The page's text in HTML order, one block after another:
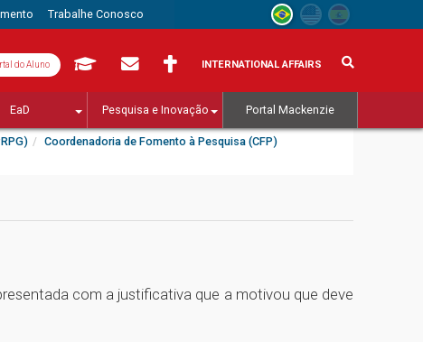
Trabalhe Conosco
do Aluno INTERNATIONAL AFFAIRS
EaD Pesquisa e Inovação Portal Mackenzie
Coordenadoria de Fomento à Pesquisa (CFP)
com a justificativa que a motivou que deve